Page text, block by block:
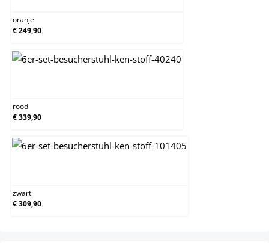
oranje
€ 249,90
rood
€ 339,90
zwart
€ 309,90